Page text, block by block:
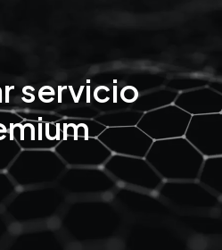
servicio